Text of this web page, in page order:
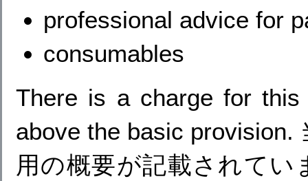
professional advice for
consumables
There is a charge for
above the basic provision.
用の概要が記載されてい